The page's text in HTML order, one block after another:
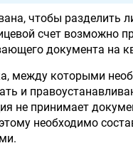
чтобы разделить
счет возможно
документа на
между которыми
и
не принимает
необходимо